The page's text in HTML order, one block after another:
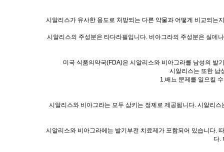
시알리스가 유사한 용도로 처방되는 다른 약물과 어떻게 비교되는
시알리스의 주성분은 타다라필입니다. 비아그라의 주성분은 실데
미국 식품의약국(FDA)은 시알리스와 비아그라를 남성의 발
시알리스는 또한 남
1.배뇨 문제를 일으킬
시알리스와 비아그라는 모두 삼키는 정제로 제공됩니다. 시알리
시알리스와 비아그라에는 발기부전 치료제가 포함되어 있습니다.
다.